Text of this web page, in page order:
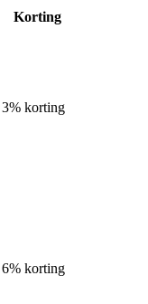
Korting
3% korting
6% korting